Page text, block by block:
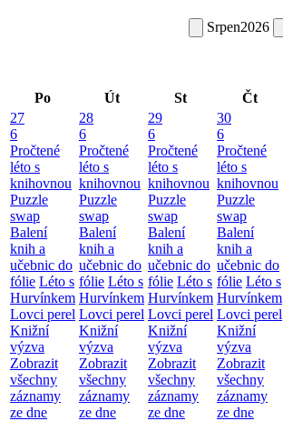
Srpen2026
Po Út St Čt
27
6
Pročtené
léto s
knihovnou
Puzzle
swap
Balení
knih a
učebnic do
fólie Léto s
Hurvínkem
Lovci perel
Knižní
výzva
Zobrazit
všechny
záznamy
ze dne
28
6
Pročtené
léto s
knihovnou
Puzzle
swap
Balení
knih a
učebnic do
fólie Léto s
Hurvínkem
Lovci perel
Knižní
výzva
Zobrazit
všechny
záznamy
ze dne
29
6
Pročtené
léto s
knihovnou
Puzzle
swap
Balení
knih a
učebnic do
fólie Léto s
Hurvínkem
Lovci perel
Knižní
výzva
Zobrazit
všechny
záznamy
ze dne
30
6
Pročtené
léto s
knihovnou
Puzzle
swap
Balení
knih a
učebnic do
fólie Léto s
Hurvínkem
Lovci perel
Knižní
výzva
Zobrazit
všechny
záznamy
ze dne